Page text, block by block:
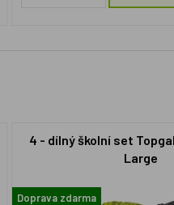
4 - dílný školní set Topgal
Large
Doprava zdarma